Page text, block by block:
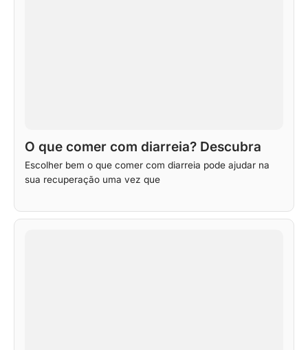
O que comer com diarreia? Descubra
Escolher bem o que comer com diarreia pode ajudar na
sua recuperação uma vez que